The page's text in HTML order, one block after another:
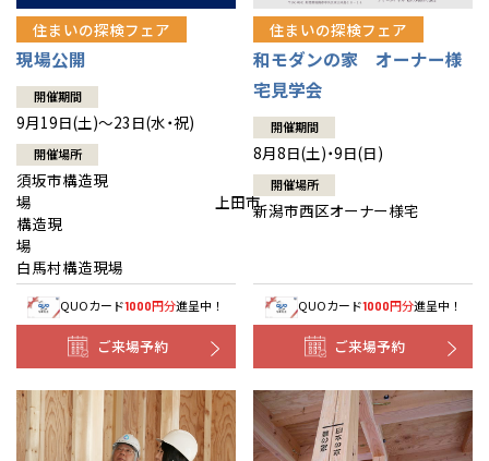
住まいの探検フェア
現場公開
開催期間
9月19日(土)～23日(水・祝)
開催場所
須坂市構造現
場 上田市
構造現
場
白馬村構造現場
QUOカード1000円分進呈中！
ご来場予約
住まいの探検フェア
和モダンの家 オーナー様
宅見学会
開催期間
8月8日(土)・9日(日)
開催場所
新潟市西区オーナー様宅
QUOカード1000円分進呈中！
ご来場予約